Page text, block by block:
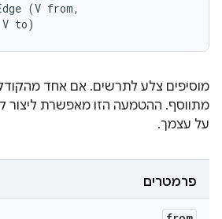
(V from,
to)
מוסיפים צלע לתרשים. אם אחד
מתווסף. ההטמעה הזו מאפשרת ליצור
על עצמך.
פרמטרים